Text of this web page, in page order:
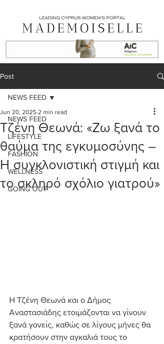
Post
NEWS FEED
LIFESTYLE
FASHION
WELLNESS
GOING OUT
NEWS FEED
Τζένη Θεωνά: «Ζω ξανά το
θαύμα της εγκυμοσύνης –
Η συγκλονιστική στιγμή και
το σκληρό σχόλιο γιατρού»
Jun 20, 2025 2 min read
Η Τζένη Θεωνά και ο Δήμος
Αναστασιάδης ετοιμάζονται να γίνουν
ξανά γονείς, καθώς σε λίγους μήνες θα
κρατήσουν στην αγκαλιά τους το